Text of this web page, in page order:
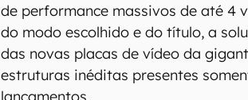
de performance massivos de até 4
do modo escolhido e do título, a
das novas placas de vídeo da
estruturas inéditas presentes
lançamentos.